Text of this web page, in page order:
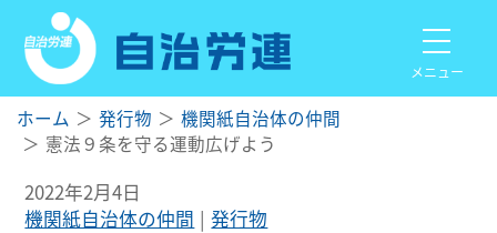
メニュー
ホーム 発行物
機関紙自治体の仲間
憲法９条を守る運動広げよう
2022年2月4日
機関紙自治体の仲間
発行物